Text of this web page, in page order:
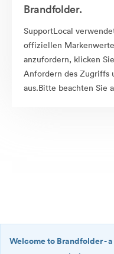
Brandfolder.
SupportLocal
offiziellen
anzufordern, klicken
Anfordern des Zugriffs
aus.Bitte beachten Sie
Welcome to Brandfolder-